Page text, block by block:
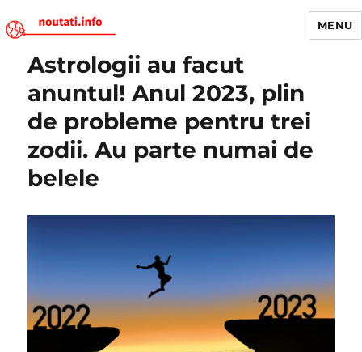
Noutati.Info
MENU
Astrologii au facut
anuntul! Anul 2023, plin
de probleme pentru trei
zodii. Au parte numai de
belele